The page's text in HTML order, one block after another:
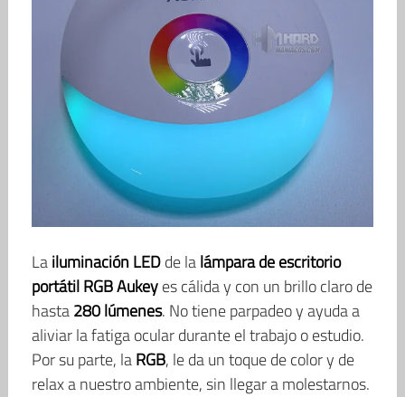
Lailuminación LEDde lalámpara de escritorio
portátil RGB Aukeyes cálida y con un brillo claro de
hasta280 lúmenes. No tiene parpadeo y ayuda a
aliviar la fatiga ocular durante el trabajo o estudio.
Por su parte, laRGB, le da un toque de color y de
relax a nuestro ambiente, sin llegar a molestarnos.